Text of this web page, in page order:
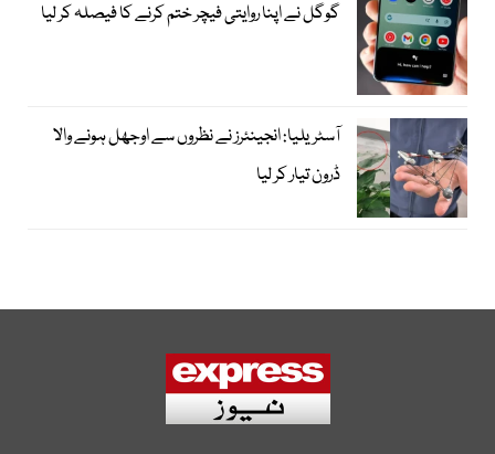
گوگل نے اپنا روایتی فیچر ختم کرنے کا فیصلہ کر لیا
آسٹریلیا: انجینئرز نے نظروں سے اوجھل ہونے والا
ڈرون تیار کر لیا